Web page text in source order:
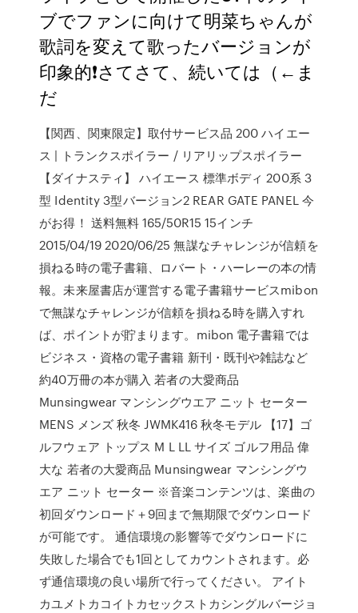
ブでファンに向けて明菜ちゃんが
歌詞を変えて歌ったバージョンが
印象的❗️さてさて、続いては（←ま
だ
【関西、関東限定】取付サービス品 200 ハイエー
ス | トランクスポイラー / リアリップスポイラー
【ダイナスティ】 ハイエース 標準ボディ 200系 3
型 Identity 3型バージョン2 REAR GATE PANEL 今
がお得！ 送料無料 165/50R15 15インチ
2015/04/19 2020/06/25 無謀なチャレンジが信頼を
損ねる時の電子書籍、ロバート・ハーレーの本の情
報。未来屋書店が運営する電子書籍サービスmibon
で無謀なチャレンジが信頼を損ねる時を購入すれ
ば、ポイントが貯まります。mibon 電子書籍では
ビジネス・資格の電子書籍 新刊・既刊や雑誌など
約40万冊の本が購入 若者の大愛商品
Munsingwear マンシングウエア ニット セーター
MENS メンズ 秋冬 JWMK416 秋冬モデル 【17】ゴ
ルフウェア トップス M L LL サイズ ゴルフ用品 偉
大な 若者の大愛商品 Munsingwear マンシングウ
エア ニット セーター ※音楽コンテンツは、楽曲の
初回ダウンロード＋9回まで無期限でダウンロード
が可能です。 通信環境の影響等でダウンロードに
失敗した場合でも1回としてカウントされます。必
ず通信環境の良い場所で行ってください。 アイト
カユメトカコイトカセックストカシングルバージョ